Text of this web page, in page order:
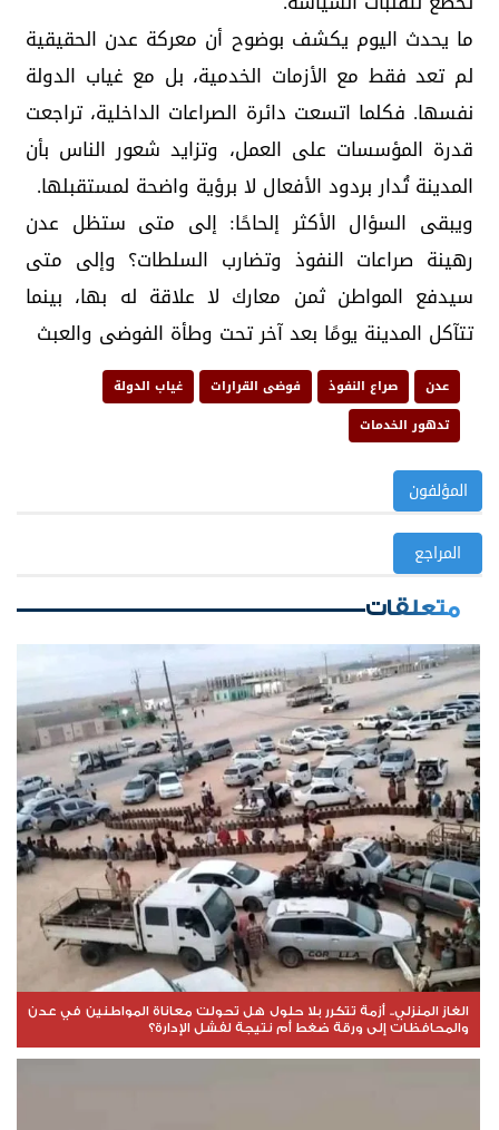
ما يحدث اليوم يكشف بوضوح أن معركة عدن الحقيقية
لم تعد فقط مع الأزمات الخدمية، بل مع غياب الدولة
نفسها. فكلما اتسعت دائرة الصراعات الداخلية، تراجعت
قدرة المؤسسات على العمل، وتزايد شعور الناس بأن
المدينة تُدار بردود الأفعال لا برؤية واضحة لمستقبلها.
ويبقى السؤال الأكثر إلحاحًا: إلى متى ستظل عدن
رهينة صراعات النفوذ وتضارب السلطات؟ وإلى متى
سيدفع المواطن ثمن معارك لا علاقة له بها، بينما
تتآكل المدينة يومًا بعد آخر تحت وطأة الفوضى والعبث
عدن صراع النفوذ فوضى القرارات
غياب الدولة
تدهور الخدمات
المؤلفون
المراجع
متعلقات
الغاز المنزلي.. أزمة تتكرر بلا حلول هل تحولت معاناة المواطنين في عدن
والمحافظات إلى ورقة ضغط أم نتيجة لفشل الإدارة؟